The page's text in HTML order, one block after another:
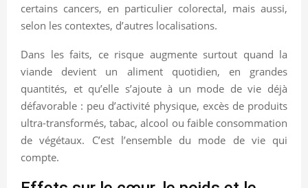
certains cancers, en particulier colorectal, mais aussi,
selon les contextes, d’autres localisations.
Dans les faits, ce risque augmente surtout quand la
viande devient un aliment quotidien, en grandes
quantités, et qu’elle s’ajoute à un mode de vie déjà
défavorable : peu d’activité physique, excès de produits
ultra-transformés, tabac, alcool ou faible consommation
de végétaux. C’est l’ensemble du mode de vie qui
compte.